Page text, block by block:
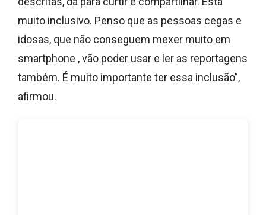
muito inclusivo. Penso que as pessoas cegas e
idosas, que não conseguem mexer muito em
smartphone , vão poder usar e ler as reportagens
também. É muito importante ter essa inclusão”,
afirmou.